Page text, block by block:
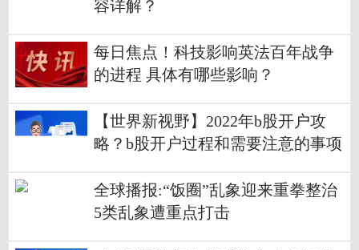
容详解？
每日焦点！科技影响英法百年战争
的进程 具体有哪些影响？
【世界新视野】2022年b股开户攻
略？b股开户过程和需要注意的事项
全球播报:“饭圈”乱象迎来重拳整治
5类乱象遭重点打击